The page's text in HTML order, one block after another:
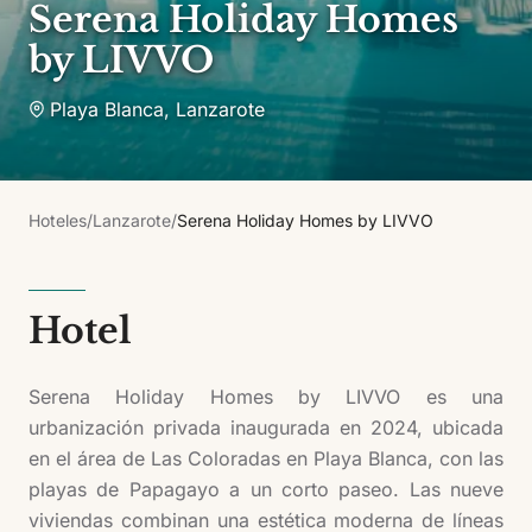
Serena Holiday Homes
by LIVVO
Playa Blanca, Lanzarote
Hoteles/Lanzarote/Serena Holiday Homes by LIVVO
Hotel
Serena Holiday Homes by LIVVO es una
urbanización privada inaugurada en 2024, ubicada
en el área de Las Coloradas en Playa Blanca, con las
playas de Papagayo a un corto paseo. Las nueve
viviendas combinan una estética moderna de líneas